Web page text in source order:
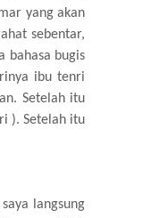
yang akan
sebentar,
bahasa bugis
ibu tenri
Setelah itu
). Setelah itu
langsung